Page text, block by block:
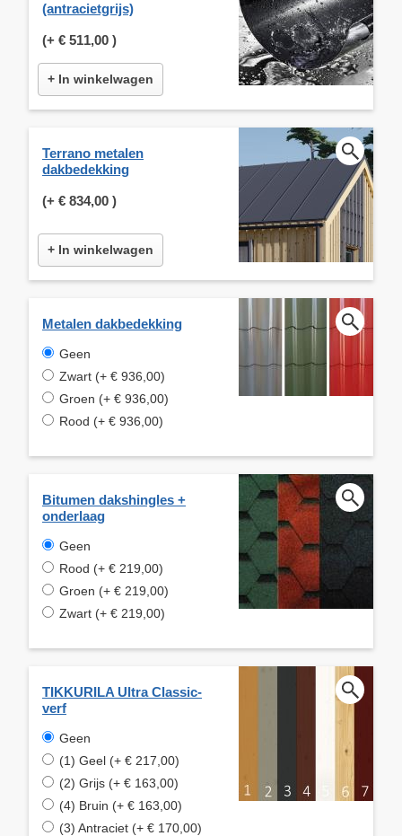
(antracietgrijs)
(+ € 511,00 )
+ In winkelwagen
Terrano metalen
dakbedekking
(+ € 834,00 )
+ In winkelwagen
Metalen dakbedekking
Geen
Zwart (+ € 936,00)
Groen (+ € 936,00)
Rood (+ € 936,00)
Bitumen dakshingles +
onderlaag
Geen
Rood (+ € 219,00)
Groen (+ € 219,00)
Zwart (+ € 219,00)
TIKKURILA Ultra Classic-
verf
Geen
(1) Geel (+ € 217,00)
(2) Grijs (+ € 163,00)
(4) Bruin (+ € 163,00)
(3) Antraciet (+ € 170,00)